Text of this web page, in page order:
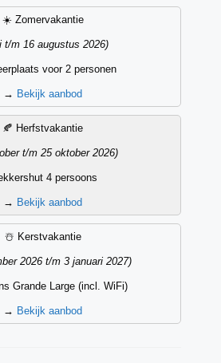
☀️ Zomervakantie
t/m 16 augustus 2026)
voor 2 personen
→ Bekijk aanbod
🍂 Herfstvakantie
t/m 25 oktober 2026)
4 persoons
→ Bekijk aanbod
☃️ Kerstvakantie
2026 t/m 3 januari 2027)
Grande Large (incl. WiFi)
→ Bekijk aanbod